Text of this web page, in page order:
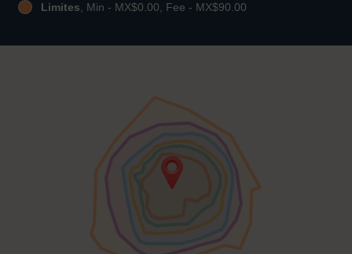
Limites, Min - MX$0.00, Fee - MX$90.00